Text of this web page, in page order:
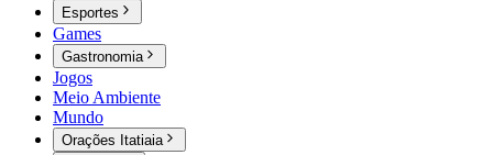
Esportes
Games
Gastronomia
Jogos
Meio Ambiente
Mundo
Orações Itatiaia